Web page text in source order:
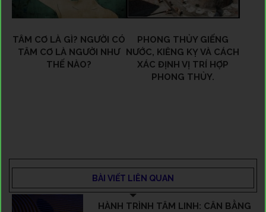
TÂM CƠ LÀ GÌ? NGƯỜI CÓ
TÂM CƠ LÀ NGƯỜI NHƯ
THẾ NÀO?
PHONG THỦY GIẾNG
NƯỚC, KIÊNG KỴ VÀ CÁCH
XÁC ĐỊNH VỊ TRÍ HỢP
PHONG THỦY.
BÀI VIẾT LIÊN QUAN
HÀNH TRÌNH TÂM LINH: CÂN BẰNG